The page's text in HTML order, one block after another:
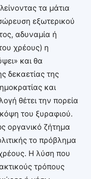
τα μάτια
εξωτερικού
αδυναμία ή
χρέους) η
και θα
δεκαετίας της
και
θέτει την πορεία
του ξυραφιού.
οργανικό ζήτημα
το πρόβλημα
Η λύση που
τρόπους